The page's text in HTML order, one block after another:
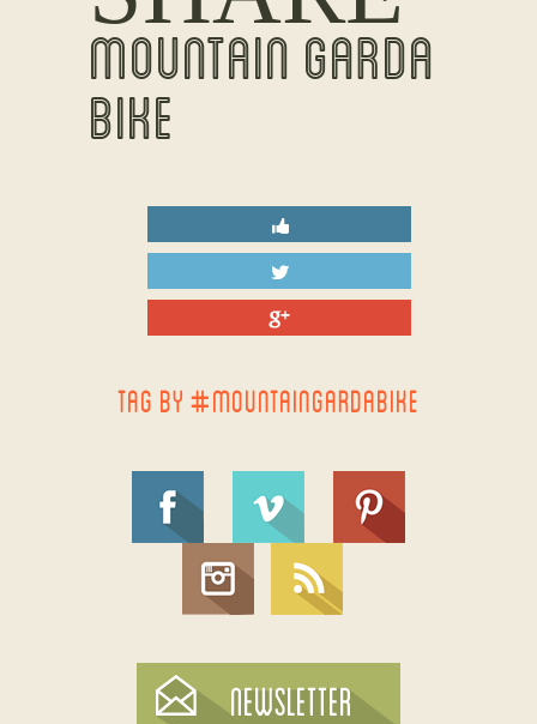
MOUNTAIN GARDA
BIKE
TAG BY #MOUNTAINGARDABIKE